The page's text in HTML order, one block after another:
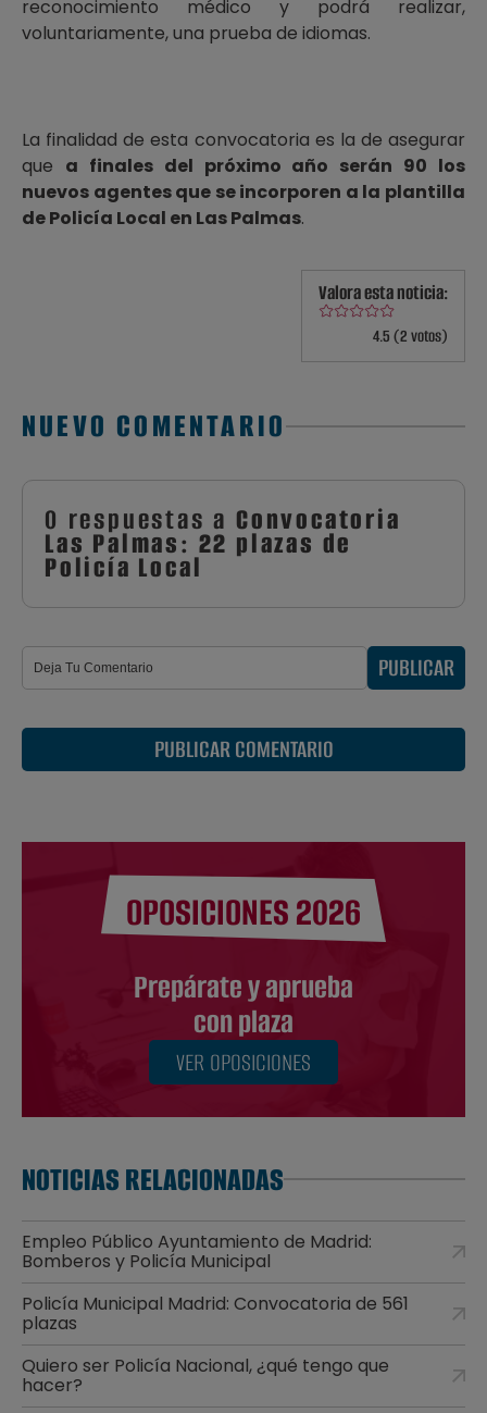
reconocimiento médico y podrá realizar,
voluntariamente, una prueba de idiomas.
La finalidad de esta convocatoria es la de asegurar
que a finales del próximo año serán 90 los
nuevos agentes que se incorporen a la plantilla
de Policía Local en Las Palmas.
Valora esta noticia:
4.5 (2 votos)
NUEVO COMENTARIO
0 respuestas a Convocatoria
Las Palmas: 22 plazas de
Policía Local
PUBLICAR
PUBLICAR COMENTARIO
OPOSICIONES 2026
Prepárate y aprueba
con plaza
VER OPOSICIONES
NOTICIAS RELACIONADAS
Empleo Público Ayuntamiento de Madrid:
Bomberos y Policía Municipal
Policía Municipal Madrid: Convocatoria de 561
plazas
Quiero ser Policía Nacional, ¿qué tengo que
hacer?